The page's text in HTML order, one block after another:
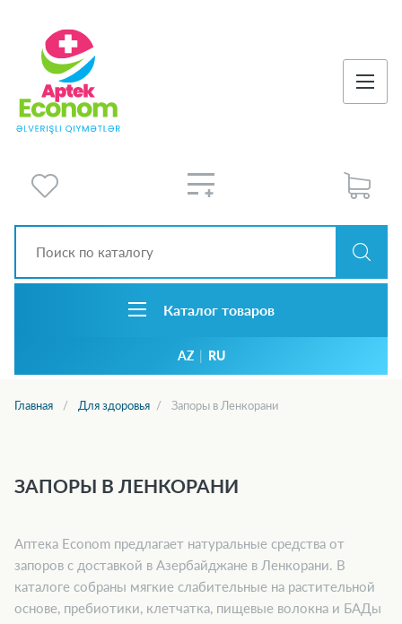
Каталог товаров
AZ | RU
Главная Для здоровья Запоры в Ленкорани
ЗАПОРЫ В ЛЕНКОРАНИ
Аптека Econom предлагает натуральные средства от
запоров с доставкой в Азербайджане в Ленкорани. В
каталоге собраны мягкие слабительные на растительной
основе, пребиотики, клетчатка, пищевые волокна и БАДы